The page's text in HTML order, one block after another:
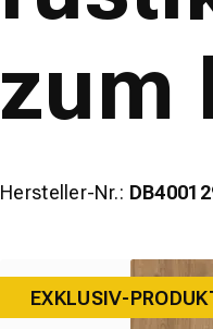
zum
Hersteller-Nr.:
EXKLUSIV-